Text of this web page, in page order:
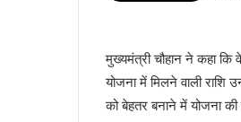
मुख्यमंत्री चौहान ने कहा कि
योजना में मिलने वाली
को बेहतर बनाने में योजना